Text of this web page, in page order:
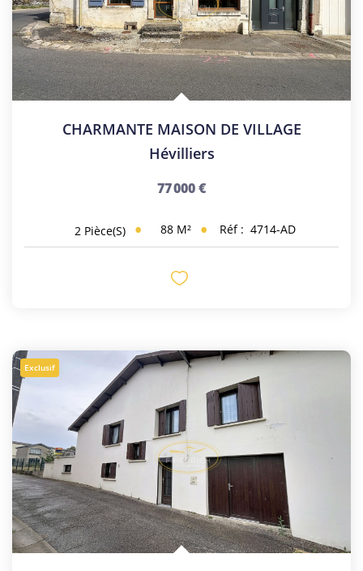
CHARMANTE MAISON DE VILLAGE
Hévilliers
77 000 €
2 Pièce(s) 88 M² Réf : 4714-AD
Exclusif